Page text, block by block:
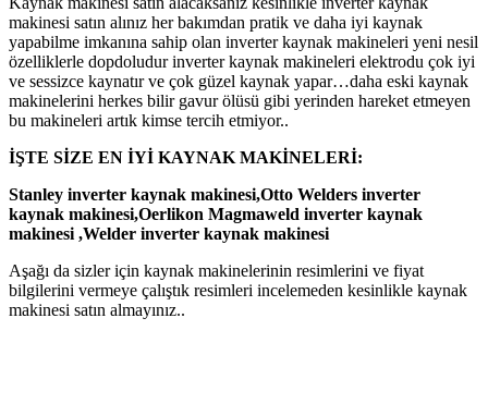
makinesi satın alınız her bakımdan pratik ve daha iyi kaynak
yapabilme imkanına sahip olan inverter kaynak makineleri yeni nesil
özelliklerle dopdoludur inverter kaynak makineleri elektrodu çok iyi
ve sessizce kaynatır ve çok güzel kaynak yapar…daha eski kaynak
makinelerini herkes bilir gavur ölüsü gibi yerinden hareket etmeyen
bu makineleri artık kimse tercih etmiyor..
İŞTE SİZE EN İYİ KAYNAK MAKİNELERİ:
Stanley inverter kaynak makinesi,Otto Welders inverter
kaynak makinesi,Oerlikon Magmaweld inverter kaynak
makinesi ,Welder inverter kaynak makinesi
Aşağı da sizler için kaynak makinelerinin resimlerini ve fiyat
bilgilerini vermeye çalıştık resimleri incelemeden kesinlikle kaynak
makinesi satın almayınız..